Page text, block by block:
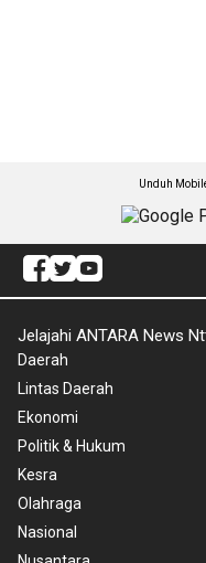
Unduh
Jelajahi ANTARA News
Daerah
Lintas Daerah
Ekonomi
Politik & Hukum
Kesra
Olahraga
Nasional